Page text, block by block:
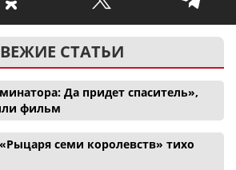
СТАТЬИ
Да придет спаситель»,
фильм
семи королевств» тихо